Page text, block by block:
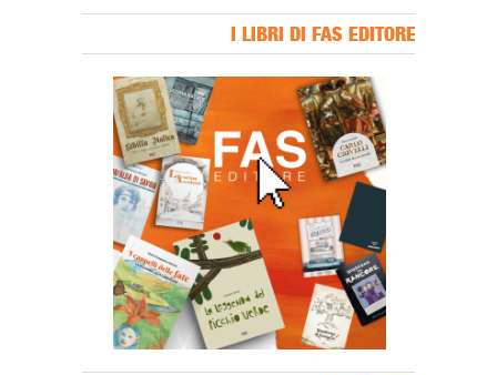
I LIBRI DI FAS EDITORE